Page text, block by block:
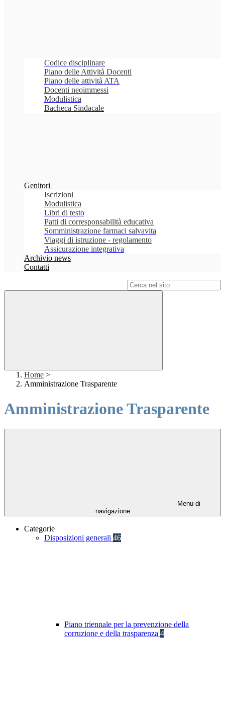
Codice disciplinare
Piano delle Attività Docenti
Piano delle attività ATA
Docenti neoimmessi
Modulistica
Bacheca Sindacale
Genitori
Iscrizioni
Modulistica
Libri di testo
Patti di corresponsabilità educativa
Somministrazione farmaci salvavita
Viaggi di istruzione - regolamento
Assicurazione integrativa
Archivio news
Contatti
Home >
Amministrazione Trasparente
Amministrazione Trasparente
Menu di
navigazione
Categorie
Disposizioni generali 46
Piano triennale per la prevenzione della
corruzione e della trasparenza 4